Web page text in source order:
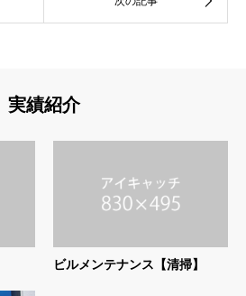
実績紹介
ビルメンテナンス【清掃】